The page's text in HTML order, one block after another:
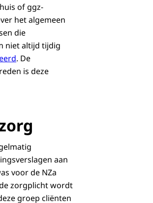
of ggz-
het algemeen
die
niet altijd tijdig
. De
is deze
aan
voor de NZa
zorgplicht wordt
groep cliënten